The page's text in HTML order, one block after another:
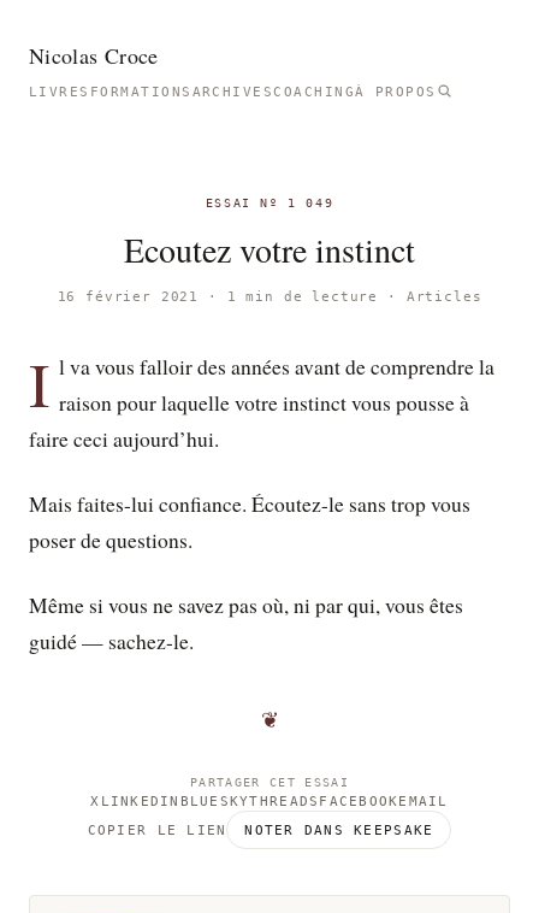
Nicolas Croce
LIVRES FORMATIONS ARCHIVESCOACHINGÀ PROPOS
ESSAI Nº 1 049
Ecoutez votre instinct
16 février 2021 · 1 min de lecture · Articles
I l va vous falloir des années avant de comprendre la
raison pour laquelle votre instinct vous pousse à
faire ceci aujourd’hui.
Mais faites-lui confiance. Écoutez-le sans trop vous
poser de questions.
Même si vous ne savez pas où, ni par qui, vous êtes
guidé — sachez-le.
❦
PARTAGER CET ESSAI
X LINKEDIN BLUESKYTHREADS FACEBOOK EMAIL
COPIER LE LIEN
NOTER DANS KEEPSAKE